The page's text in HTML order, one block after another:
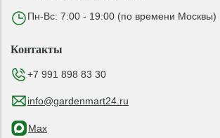
Пн-Вс: 7:00 - 19:00 (по времени Москвы)
Контакты
+7 991 898 83 30
info@gardenmart24.ru
Max